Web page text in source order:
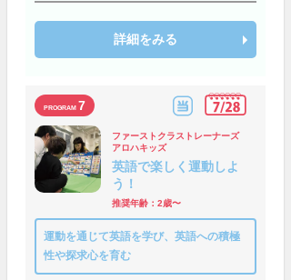
詳細をみる
7
ファーストクラストレーナーズ
アロハキッズ
英語で楽しく運動しよ
う！
推奨年齢：2歳〜
運動を通じて英語を学び、英語への積極
性や探求心を育む